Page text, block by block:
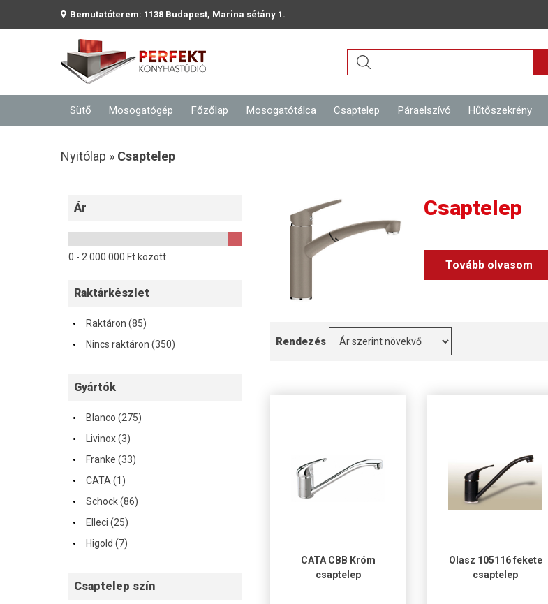
Bemutatóterem: 1138 Budapest, Marina sétány 1.
Sütő Mosogatógép Főzőlap Mosogatótálca Csaptelep Páraelszívó Hűtőszekrény
Nyitólap » Csaptelep
Ár
0 - 2 000 000 Ft között
Raktárkészlet
Raktáron (85)
·
Nincs raktáron (350)
·
Gyártók
Blanco (275)
·
Livinox (3)
·
Franke (33)
·
CATA (1)
·
Schock (86)
·
Elleci (25)
·
Higold (7)
·
Csaptelep szín
Csaptelep
Tovább olvasom
Rendezés
CATA CBB Króm
csaptelep
Olasz 105116 fekete
csaptelep